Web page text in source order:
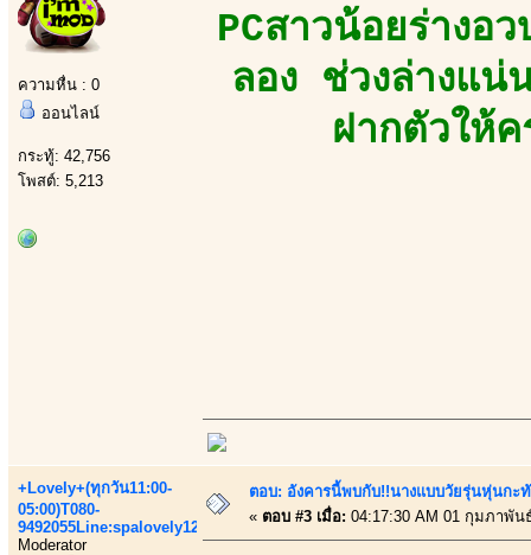
ความหื่น : 0
ออนไลน์
กระทู้: 42,756
โพสต์: 5,213
PCสาวน้อยร่าง
ลอง ช่วงล่างแน่
ฝากตัวให้
+Lovely+(ทุกวัน11:00-
05:00)T080-
9492055Line:spalovely123
Moderator
ตอบ: อังคารนี้พบกับ!!นางแบบวัยรุ่นหุ่นกะ
« ตอบ #3 เมื่อ: 04:17:30 AM 01 กุมภาพัน